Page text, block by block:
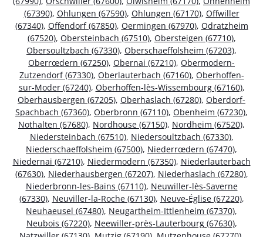
(67390), Ohlungen (67590), Ohlungen (67170), Offwiller
(67340), Offendorf (67850), Oermingen (67970), Odratzheim
(67520), Obersteinbach (67510), Obersteigen (67710),
Obersoultzbach (67330), Oberschaeffolsheim (67203),
Oberrœdern (67250), Obernai (67210), Obermodern-
Zutzendorf (67330), Oberlauterbach (67160), Oberhoffen-
sur-Moder (67240), Oberhoffen-lès-Wissembourg (67160),
Oberhausbergen (67205), Oberhaslach (67280), Oberdorf-
Spachbach (67360), Oberbronn (67110), Obenheim (67230),
Nothalten (67680), Nordhouse (67150), Nordheim (67520),
Niedersteinbach (67510), Niedersoultzbach (67330),
Niederschaeffolsheim (67500), Niederrœdern (67470),
Niedernai (67210), Niedermodern (67350), Niederlauterbach
(67630), Niederhausbergen (67207), Niederhaslach (67280),
Niederbronn-les-Bains (67110), Neuwiller-lès-Saverne
(67330), Neuviller-la-Roche (67130), Neuve-Église (67220),
Neuhaeusel (67480), Neugartheim-Ittlenheim (67370),
Neubois (67220), Neewiller-près-Lauterbourg (67630),